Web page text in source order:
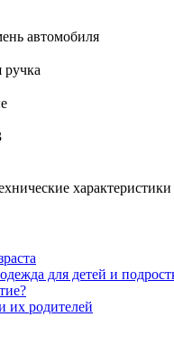
автомобиля
ручка
для детей и
их родителей